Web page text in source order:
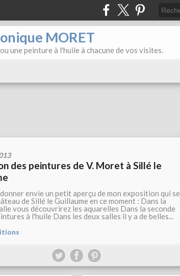
MORET
une peinture à l'huile à chacune de vos visites.
des peintures de V. Moret à Sillé le
envie un petit aperçu de mon exposition qui se
de Sillé le Guillaume en ce moment : Dans la
vous découvrirez les aquarelles Dans la seconde
à l'huile Dans les deux salles il y a de belles...